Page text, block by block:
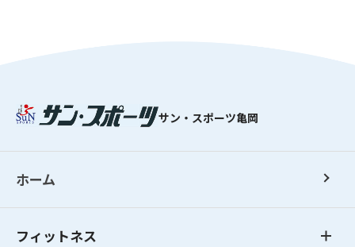
サン・スポーツ亀岡
ホーム
フィットネス